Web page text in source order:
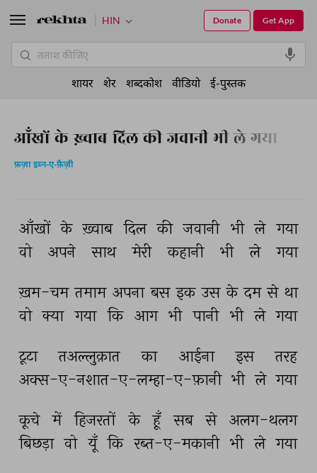
आँखों के ख़्वाब दिल की जवानी भी ले गया
फ़ज़ा इब्न-ए-फ़ैज़ी
आँखों के ख़्वाब दिल की जवानी भी ले गया
वो
अपने साथ मेरी कहानी भी ले गया
ख़म-चम तमाम अपना बस इक उस के दम से था
वो क्या गया कि आग भी पानी भी ले गया
टूटा तअल्लुक़ात का आईना इस
तरह
अक्स-ए-नशात-ए-लम्हा-ए-फ़ानी भी ले गया
कूचे में हिजरतों के हूँ सब से
अलग-थलग
बिछड़ा वो यूँ कि रब्त-ए-मकानी भी ले गया
HIN Get App
Donate
शायर शेर शब्दकोश वीडियो ई-पुस्तक